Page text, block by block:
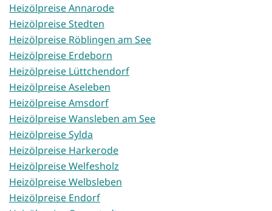
Heizölpreise Annarode
Heizölpreise Stedten
Heizölpreise Röblingen am See
Heizölpreise Erdeborn
Heizölpreise Lüttchendorf
Heizölpreise Aseleben
Heizölpreise Amsdorf
Heizölpreise Wansleben am See
Heizölpreise Sylda
Heizölpreise Harkerode
Heizölpreise Welfesholz
Heizölpreise Welbsleben
Heizölpreise Endorf